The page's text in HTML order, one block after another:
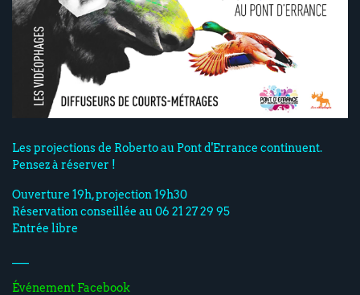
Les projections de Roberto au Pont d'Errance continuent.
Pensez à réserver !
Ouverture 19h, projection 19h30
Réservation conseillée au 06 21 27 29 95
Entrée libre
Événement Facebook